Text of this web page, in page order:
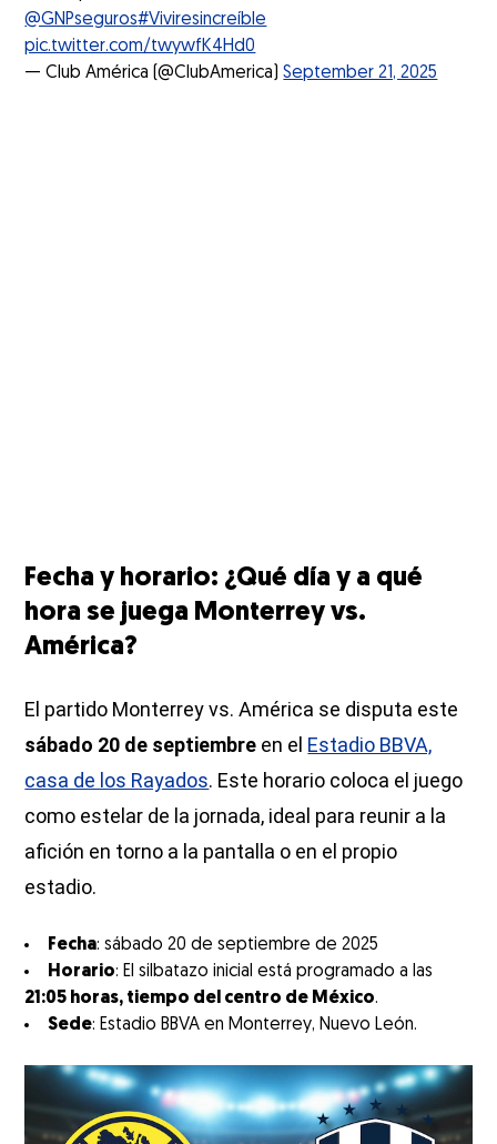
@GNPseguros#Viviresincreíble
pic.twitter.com/twywfK4Hd0
— Club América (@ClubAmerica)September 21, 2025
Fecha y horario: ¿Qué día y a qué
hora se juega Monterrey vs.
América?
El partido Monterrey vs. América se disputa este
sábado 20 de septiembre en el Estadio BBVA,
casa de los Rayados. Este horario coloca el juego
como estelar de la jornada, ideal para reunir a la
afición en torno a la pantalla o en el propio
estadio.
Fecha: sábado 20 de septiembre de 2025
Horario: El silbatazo inicial está programado a las
21:05 horas, tiempo del centro de México.
Sede: Estadio BBVA en Monterrey, Nuevo León.